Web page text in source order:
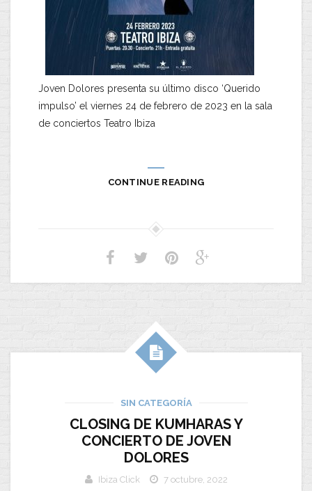
Joven Dolores presenta su último disco ‘Querido
impulso’ el viernes 24 de febrero de 2023 en la sala
de conciertos Teatro Ibiza
CONTINUE READING
SIN CATEGORÍA
CLOSING DE KUMHARAS Y
CONCIERTO DE JOVEN
DOLORES
Ibiza Click
7 octubre, 2022